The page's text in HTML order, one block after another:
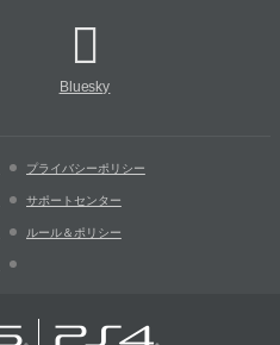
Bluesky
プライバシーポリシー
サポートセンター
ルール＆ポリシー